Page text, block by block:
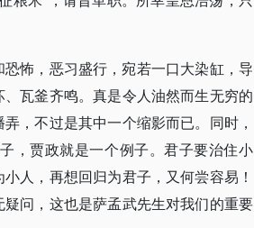
怖，恶习盛行，宛若一口大染缸，导
瓦釜齐鸣。真是令人油然而生无穷的
，不过是其中一个缩影而已。同时，
，贾政就是一个例子。君子要治住小
人，再想回归为君子，又何尝容易！
问，这也是萨孟武先生对我们的重要